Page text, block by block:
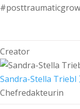
Creator
Sandra-Stella Triebl
Chefredakteurin